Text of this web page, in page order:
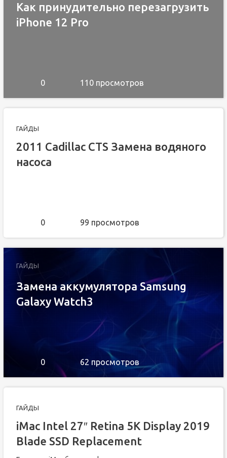
Как принудительно перезагрузить
iPhone 12 Pro
0 110 просмотров
ГАЙДЫ
2011 Cadillac CTS Замена водяного
насоса
0 99 просмотров
ГАЙДЫ
Замена аккумулятора Samsung
Galaxy Watch3
0 62 просмотров
ГАЙДЫ
iMac Intel 27″ Retina 5K Display 2019
Blade SSD Replacement